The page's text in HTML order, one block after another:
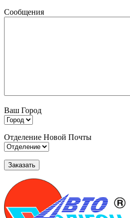
Сообщения
Ваш Город
Отделение Новой Почты